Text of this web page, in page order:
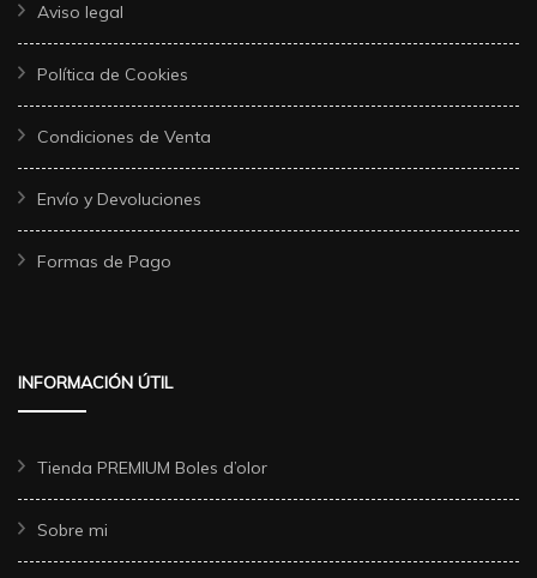
Aviso legal
Política de Cookies
Condiciones de Venta
Envío y Devoluciones
Formas de Pago
INFORMACIÓN ÚTIL
Tienda PREMIUM Boles d’olor
Sobre mi